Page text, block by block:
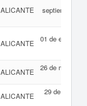
ALICANTE
septiembre de
ALICANTE
01 de enero de
ALICANTE
26 de mayo de
ALICANTE
29 de abril de